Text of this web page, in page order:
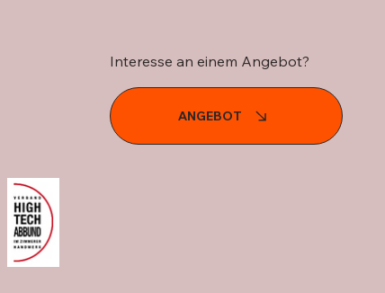
Interesse an einem Angebot?
ANGEBOT